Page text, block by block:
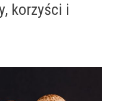
korzyści i